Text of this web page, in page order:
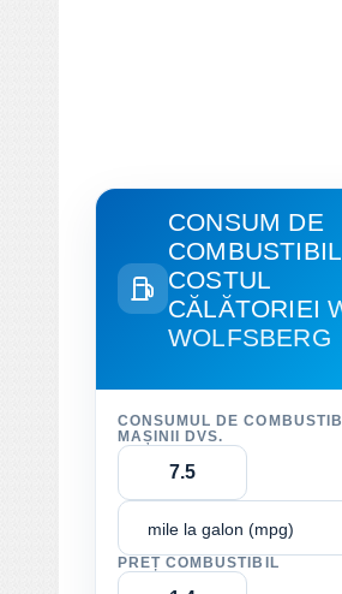
CONSUM DE
COSTUL
CĂLĂTORIEI
WOLFSBERG
CONSUMUL DE
MAȘINII DVS.
mile la galon (mpg)
PREȚ COMBUSTIBIL